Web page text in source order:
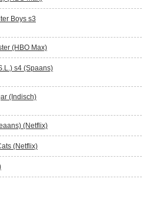
Boys s3
(HBO Max)
s4 (Spaans)
(Indisch)
(Netflix)
(Netflix)